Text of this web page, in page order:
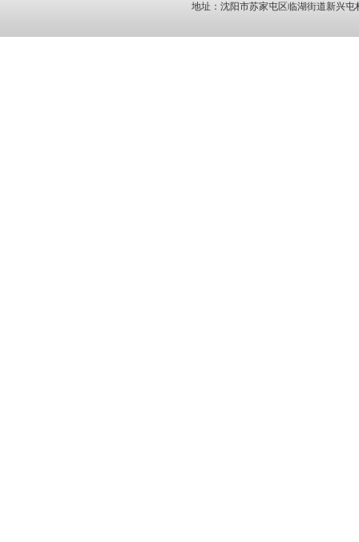
地址：沈阳市苏家屯区临湖街道新兴屯